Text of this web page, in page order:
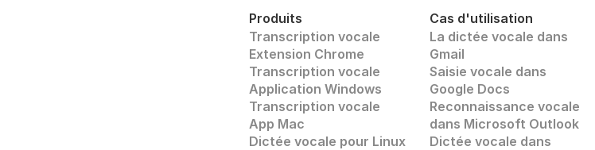
Produits
Transcription vocale
Extension Chrome
Transcription vocale
Application Windows
Transcription vocale
App Mac
Dictée vocale pour Linux
Cas d'utilisation
La dictée vocale dans
Gmail
Saisie vocale dans
Google Docs
Reconnaissance vocale
dans Microsoft Outlook
Dictée vocale dans